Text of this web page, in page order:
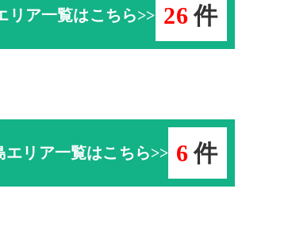
リア一覧はこちら>> 26 件
エリア一覧はこちら>> 6 件